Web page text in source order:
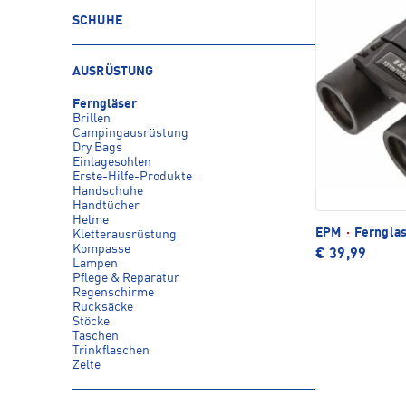
SCHUHE
AUSRÜSTUNG
Ferngläser
Brillen
Campingausrüstung
Dry Bags
Einlagesohlen
Erste-Hilfe-Produkte
Handschuhe
Handtücher
Helme
Kletterausrüstung
Kompasse
Lampen
Pflege & Reparatur
Regenschirme
Rucksäcke
Stöcke
Taschen
Trinkflaschen
Zelte
EPM · Fernglas
€ 39,99